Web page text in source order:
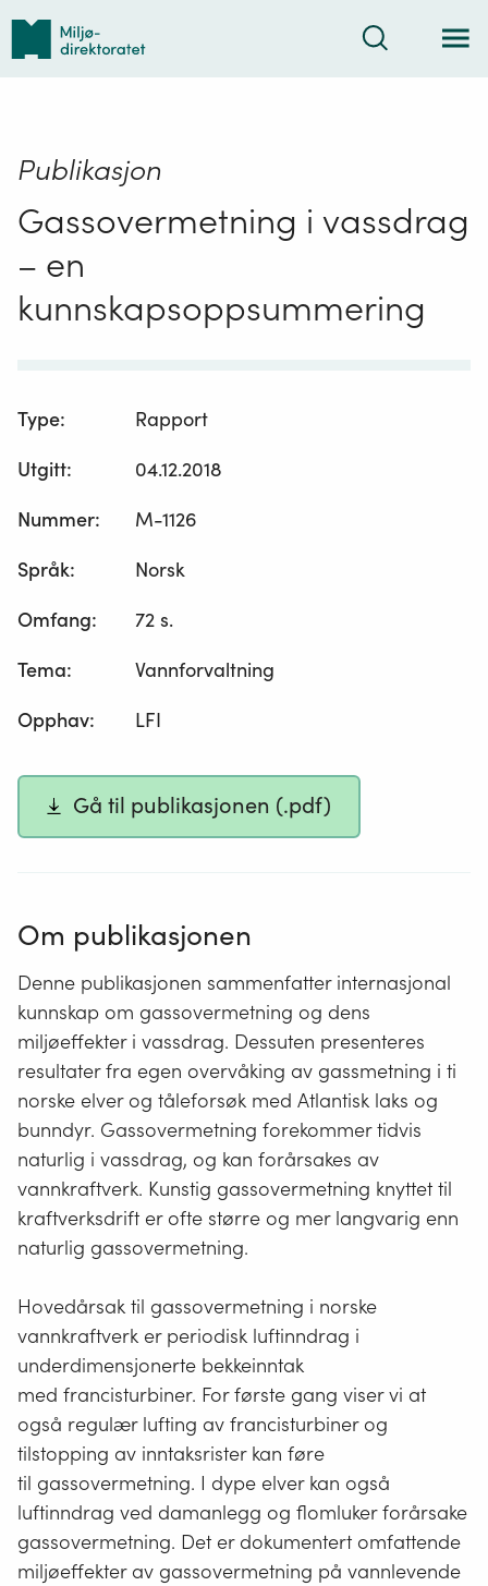
Tilbake
forsiden
Søk
Publikasjon
Gassovermetning i vassdrag
– en
kunnskapsoppsummering
Type:
Rapport
Utgitt:
04.12.2018
Nummer:
M-1126
Språk:
Norsk
Omfang:
72 s.
Tema:
Vannforvaltning
Opphav: LFI
Gå til publikasjonen (.pdf)
Om publikasjonen
Denne publikasjonen sammenfatter internasjonal
kunnskap om gassovermetning og dens
miljøeffekter i vassdrag. Dessuten presenteres
resultater fra egen overvåking av gassmetning i ti
norske elver og tåleforsøk med Atlantisk laks og
bunndyr. Gassovermetning forekommer tidvis
naturlig i vassdrag, og kan forårsakes av
vannkraftverk. Kunstig gassovermetning knyttet til
kraftverksdrift er ofte større og mer langvarig enn
naturlig gassovermetning.
Hovedårsak til gassovermetning i norske
vannkraftverk er periodisk luftinndrag i
underdimensjonerte bekkeinntak
med francisturbiner. For første gang viser vi at
også regulær lufting av francisturbiner og
tilstopping av inntaksrister kan føre
til gassovermetning. I dype elver kan også
luftinndrag ved damanlegg og flomluker forårsake
gassovermetning. Det er dokumentert omfattende
miljøeffekter av gassovermetning på vannlevende